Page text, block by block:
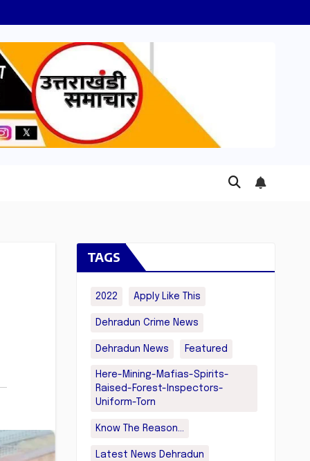
TAGS
2022 Apply Like This
Dehradun Crime News
Dehradun News Featured
Here-Mining-Mafias-Spirits-
Raised-Forest-Inspectors-
Uniform-Torn
Know The Reason...
Latest News Dehradun